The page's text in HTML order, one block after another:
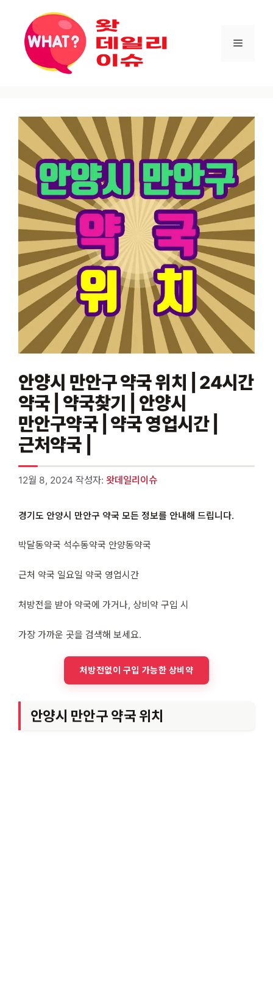
건너뛰기
메뉴
안양시 만안구 약국 위치 | 24시간
약국 | 약국찾기 | 안양시
만안구약국 | 약국 영업시간 |
근처약국 |
12월 8, 2024 작성자: 왓데일리이슈
경기도 안양시 만안구 약국 모든 정보를 안내해 드립니다.
박달동약국 석수동약국 안양동약국
근처 약국 일요일 약국 영업시간
처방전을 받아 약국에 가거나, 상비약 구입 시
가장 가까운 곳을 검색해 보세요.
처방전없이 구입 가능한 상비약
안양시 만안구 약국 위치